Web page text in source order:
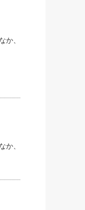
か、
か、